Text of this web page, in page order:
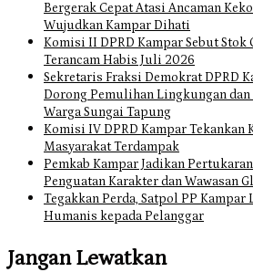
Bergerak Cepat Atasi Ancaman
Wujudkan Kampar Dihati
Komisi II DPRD Kampar Sebut Stok
Terancam Habis Juli 2026
Sekretaris Fraksi Demokrat DPRD
Dorong Pemulihan Lingkungan
Warga Sungai Tapung
Komisi IV DPRD Kampar Tekankan
Masyarakat Terdampak
Pemkab Kampar Jadikan
Penguatan Karakter dan Wawasan
Tegakkan Perda, Satpol PP Kampar
Humanis kepada Pelanggar
Jangan Lewatkan